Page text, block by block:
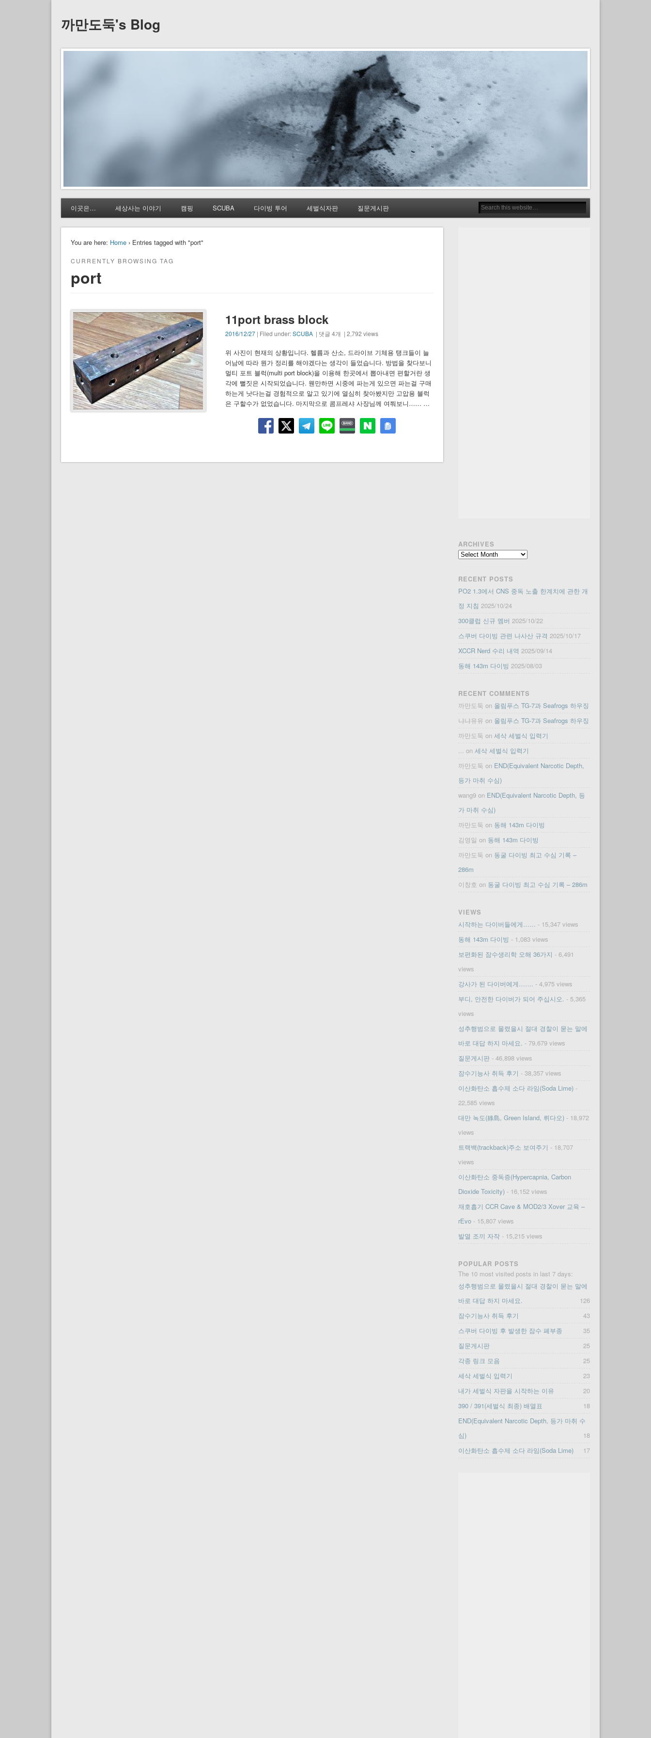
까만도둑's Blog
이곳은… 세상사는 이야기 캠핑 SCUBA 다이빙 투어 세벌식자판 질문게시판
You are here: Home› Entries tagged with "port"
CURRENTLY BROWSING TAG
port
11port brass block
2016/12/27| Filed under:SCUBA| 댓글 4개 | 2,792 views
위 사진이 현재의 상황입니다. 헬륨과 산소, 드라이브 기체용 탱크들이 늘
어남에 따라 뭔가 정리를 해야겠다는 생각이 들었습니다. 방법을 찾다보니
멀티 포트 블럭(multi port block)을 이용해 한곳에서 뽑아내면 편할거란 생
각에 뻘짓은 시작되었습니다. 웬만하면 시중에 파는게 있으면 파는걸 구매
하는게 낫다는걸 경험적으로 알고 있기에 열심히 찾아봤지만 고압용 블럭
은 구할수가 없었습니다. 마지막으로 콤프레샤 사장님께 여쭤보니…… …
ARCHIVES
Archives
RECENT POSTS
PO2 1.3에서 CNS 중독 노출 한계치에 관한 개
정 지침 2025/10/24
300클럽 신규 멤버 2025/10/22
스쿠버 다이빙 관련 나사산 규격 2025/10/17
XCCR Nerd 수리 내역 2025/09/14
동해 143m 다이빙 2025/08/03
RECENT COMMENTS
까만도둑 on 올림푸스 TG-7과 Seafrogs 하우징
냐냐유유 on 올림푸스 TG-7과 Seafrogs 하우징
까만도둑 on 세삭 세벌식 입력기
... on 세삭 세벌식 입력기
까만도둑 on END(Equivalent Narcotic Depth,
등가 마취 수심)
wang9on END(Equivalent Narcotic Depth, 등
가 마취 수심)
까만도둑 on 동해 143m 다이빙
김영일 on 동해 143m 다이빙
까만도둑 on 동굴 다이빙 최고 수심 기록 –
286m
이창호 on 동굴 다이빙 최고 수심 기록 – 286m
VIEWS
시작하는 다이버들에게…… - 15,347 views
동해 143m 다이빙 - 1,083 views
보편화된 잠수생리학 오해 36가지 - 6,491
views
강사가 된 다이버에게……. - 4,975 views
부디, 안전한 다이버가 되어 주십시오. - 5,365
views
성추행범으로 몰렸을시 절대 경찰이 묻는 말에
바로 대답 하지 마세요. - 79,679 views
질문게시판- 46,898 views
잠수기능사 취득 후기 - 38,357 views
이산화탄소 흡수제 소다 라임(Soda Lime)-
22,585 views
대만 녹도(綠島, Green Island, 뤼다오)- 18,972
views
트랙백(trackback)주소 보여주기 - 18,707
views
이산화탄소 중독증(Hypercapnia, Carbon
Dioxide Toxicity)- 16,152 views
재호흡기 CCR Cave & MOD2/3 Xover 교육 –
rEvo- 15,807 views
발열 조끼 자작- 15,215 views
POPULAR POSTS
The 10 most visited posts in last 7 days:
성추행범으로 몰렸을시 절대 경찰이 묻는 말에
바로 대답 하지 마세요.
126
잠수기능사 취득 후기
43
스쿠버 다이빙 후 발생한 잠수 폐부종
35
질문게시판
25
각종 링크 모음
25
세삭 세벌식 입력기
23
내가 세벌식 자판을 시작하는 이유
20
390 / 391(세벌식 최종) 배열표
18
END(Equivalent Narcotic Depth, 등가 마취 수
심)
18
이산화탄소 흡수제 소다 라임(Soda Lime)
17